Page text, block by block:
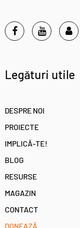
Legături utile
DESPRE NOI
PROIECTE
IMPLICĂ-TE!
BLOG
RESURSE
MAGAZIN
CONTACT
DONEAZĂ